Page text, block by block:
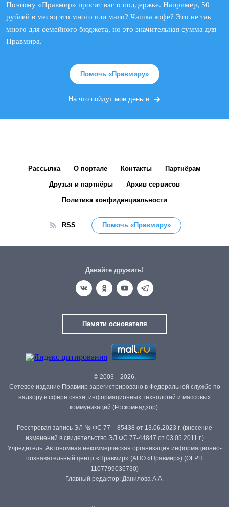
Поэтому «Правмир» просит вас о поддержке. Например, 50
рублей в месяц это много или мало? Чашка кофе? Это не так
много для семейного бюджета, но это значительная сумма для
Правмира.
Помочь «Правмиру»
На что пойдут мои деньги
Рассылка О портале Контакты Партнёрам
Друзья и партнёры Архив сервисов
Политика конфиденциальности
RSS Помочь «Правмиру»
Давайте дружить!
Памяти основателя
© 2003—2026.
Сетевое издание Правмир зарегистрировано в Федеральной службе по
надзору в сфере связи, информационных технологий и массовых
коммуникаций (Роскомнадзор).
Реестровая запись ЭЛ № ФС 77 – 85438 от 13.06.2023 г. (внесение
изменений в свидетельство ЭЛ ФС 77-44847 от 03.05.2011 г.)
Учредитель: Автономная некоммерческая организация информационно-
познавательный центр «Правмир» (АНО «Правмир») (ОГРН
1107799036730)
Главный редактор: Данилова А.А.